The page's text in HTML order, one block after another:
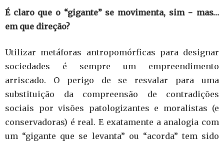
É claro que o “gigante” se movimenta, sim − mas…
em que direção?
Utilizar metáforas antropomórficas para designar
sociedades é sempre um empreendimento
arriscado. O perigo de se resvalar para uma
substituição da compreensão de contradições
sociais por visões patologizantes e moralistas (e
conservadoras) é real. E exatamente a analogia com
um “gigante que se levanta” ou “acorda” tem sido